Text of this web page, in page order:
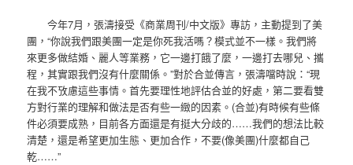
今年7月，張濤接受《商業周刊/中文版》專訪，主動提到了美
團，“你說我們跟美團一定是你死我活嗎？模式並不一樣。我們將
來更多做結婚、麗人等業務，它一邊打餓了麼，一邊打去哪兒、攜
程，其實跟我們沒有什麼關係。”對於合並傳言，張濤噹時說：“現
在我不攷慮這些事情。首先要理性地評估合並的好處，第二要看雙
方對行業的理解和做法是否有些一緻的因素。(合並)有時候有些條
件必須要成熟，目前各方面還是有挺大分歧的……我們的想法比較
清楚，還是希望更加生態、更加合作，不要(像美團)什麼都自己
乾……”